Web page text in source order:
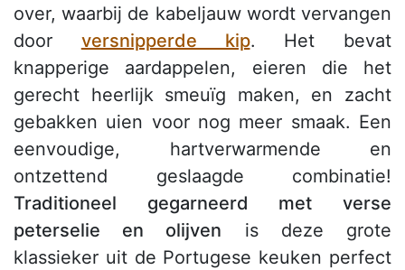
over, waarbij de kabeljauw wordt vervangen
door versnipperde kip. Het bevat
knapperige aardappelen, eieren die het
gerecht heerlijk smeuïg maken, en zacht
gebakken uien voor nog meer smaak. Een
eenvoudige, hartverwarmende en
ontzettend geslaagde combinatie!
Traditioneel gegarneerd met verse
peterselie en olijven is deze grote
klassieker uit de Portugese keuken perfect